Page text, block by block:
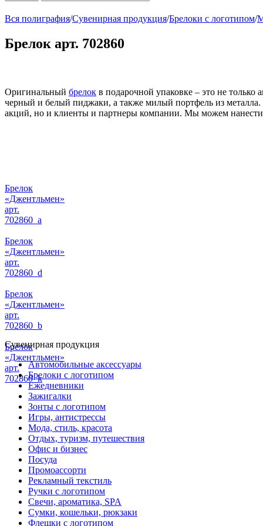
Вся полиграфия/Сувенирная продукция/Брелоки с логотипом/
Брелок арт. 702860
Оригинальный брелок в подарочной упаковке – это не только
черный и белый пиджаки, а также милый портфель из металла.
акций, но и клиенты и партнеры компании. Мы можем
Брелок
«Джентльмен»
арт.
702860_a
Брелок
«Джентльмен»
арт.
702860_d
Брелок
«Джентльмен»
арт.
702860_b
Брелок
«Джентльмен»
арт.
702860_k
Сувенирная продукция
Автомобильные аксессуары
Брелоки с логотипом
Ежедневники
Зажигалки
Зонты с логотипом
Игры, антистрессы
Мода, стиль, красота
Отдых, туризм, путешествия
Офис и бизнес
Посуда
Промоассорти
Рекламный текстиль
Ручки с логотипом
Свечи, ароматика, SPA
Сумки, кошельки, рюкзаки
Флешки с логотипом